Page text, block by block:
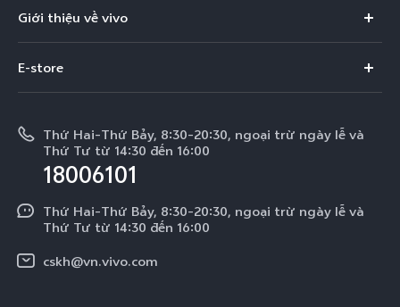
V60
V60 Lite 5G
V50 Lite 5G
V50 Lite
Y39 5G
Y29
Trung tâm dịch vụ
Funtouch OS
Tra cứu giá linh kiện
Xác thực bằng IMEI
Dịch vụ cuộc hẹn
Truy vấn tiến độ sửa chữa
Giới thiệu về vivo
Tin tức
Thông báo pháp lý
Về chúng tôi
Tính Bền Vững
E-store
Thứ Hai-Thứ Bảy, 8:30-20:30, ngoại trừ ngày lễ và
Thứ Tư từ 14:30 đến 16:00
18006101
Thứ Hai-Thứ Bảy, 8:30-20:30, ngoại trừ ngày lễ và
Thứ Tư từ 14:30 đến 16:00
cskh@vn.vivo.com